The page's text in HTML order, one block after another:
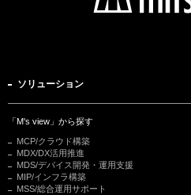
ソリューション
「M's view」から探す
MCP/クラウド構築
MDX/DX活用推進
MDS/デバイス開発・運用支援
MIP/インフラ構築
MSS/総合運用サポート